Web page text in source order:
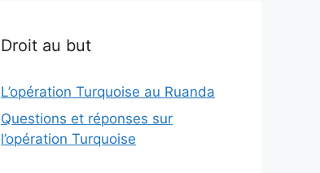
Droit au but
L’opération Turquoise au Ruanda
Questions et réponses sur
l’opération Turquoise